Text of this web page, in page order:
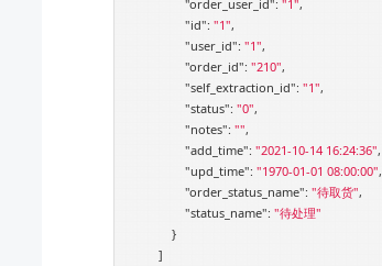
"order_user_id": "1",
"id": "1",
"user_id": "1",
"order_id": "210",
"self_extraction_id": "1",
"status": "0",
"notes": "",
"add_time": "2021-10-14 16:24:36",
"upd_time": "1970-01-01 08:00:00",
"order_status_name": "待取货",
"status_name": "待处理"
            }
        ]